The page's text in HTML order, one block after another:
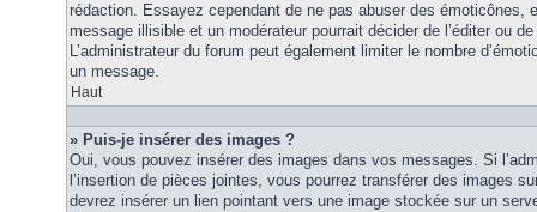
rédaction. Essayez cependant de ne pas abuser des émoticônes,
message illisible et un modérateur pourrait décider de l’éditer ou
L’administrateur du forum peut également limiter le nombre
un message.
Haut
» Puis-je insérer des images ?
Oui, vous pouvez insérer des images dans vos messages. Si
l’insertion de pièces jointes, vous pourrez transférer des images
devrez insérer un lien pointant vers une image stockée sur un